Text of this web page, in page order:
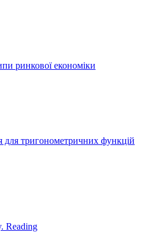
ринкової економіки
тригонометричних функцій
Reading